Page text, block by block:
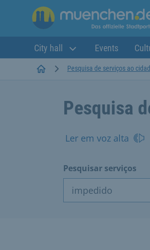
City hall Events
StartseitePesquisa de serviços ao
Pesquisa
Ler em voz alta
Pesquisar serviços